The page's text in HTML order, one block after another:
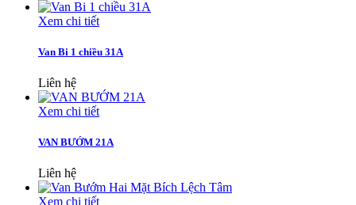
Xem chi tiết
Van Bi 1 chiều 31A
Liên hệ
Xem chi tiết
VAN BƯỚM 21A
Liên hệ
Xem chi tiết